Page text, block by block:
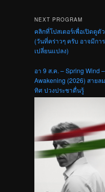
NEXT PROGRAM
คลิกที่โปสเตอร์เพื่อเปิดดูตั
(วันที่คร่าวๆ ครับ อาจมีการ
เปลี่ยนแปลง)
อา 9 ส.ค. – Spring Wind
Awakening (2026) สายล
ทิศ ปวงประชาตื่นรู้